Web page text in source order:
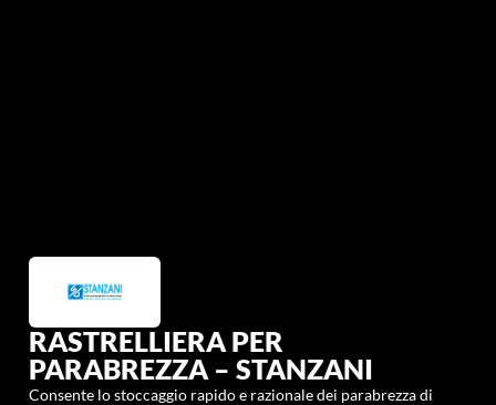
RASTRELLIERA PER
PARABREZZA – STANZANI
Consente lo stoccaggio rapido e razionale dei parabrezza di